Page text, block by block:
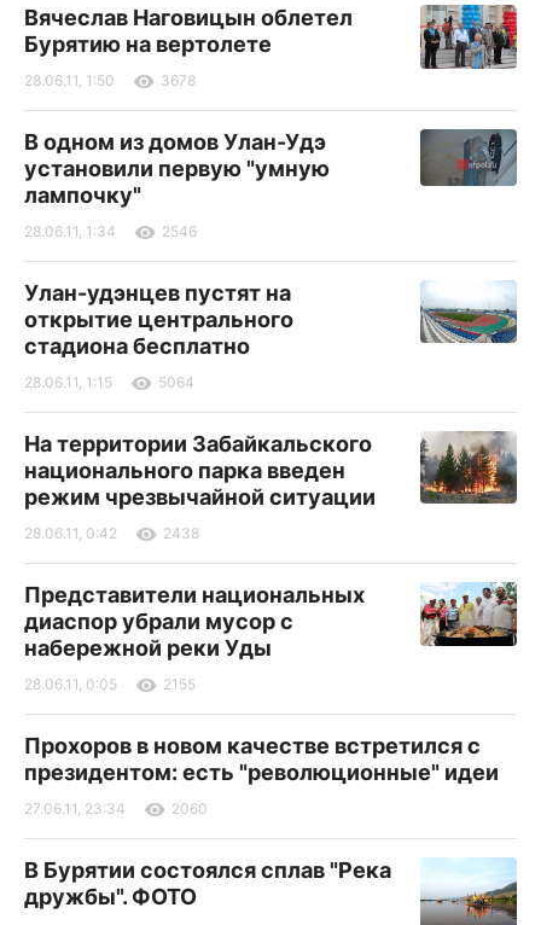
Вячеслав Наговицын облетел
Бурятию на вертолете
28.06.11, 1:50 3678
В одном из домов Улан-Удэ
установили первую "умную
лампочку"
28.06.11, 1:34 2546
Улан-удэнцев пустят на
открытие центрального
стадиона бесплатно
28.06.11, 1:15 5064
На территории Забайкальского
национального парка введен
режим чрезвычайной ситуации
28.06.11, 0:42 2438
Представители национальных
диаспор убрали мусор с
набережной реки Уды
28.06.11, 0:05 2155
Прохоров в новом качестве встретился с
президентом: есть "революционные" идеи
27.06.11, 23:34 2060
В Бурятии состоялся сплав "Река
дружбы". ФОТО